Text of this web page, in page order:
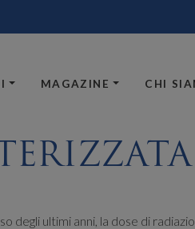
MAGAZINE CHI
degli ultimi anni, la dose di